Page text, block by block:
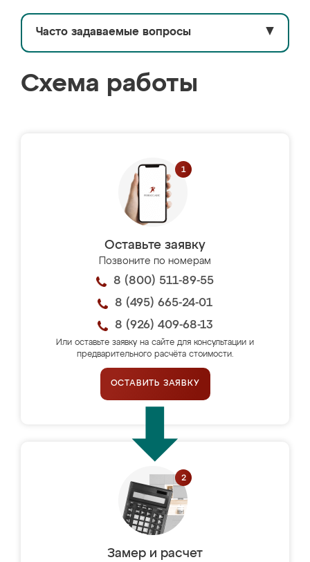
Часто задаваемые вопросы ▼
Схема работы
Оставьте заявку
Позвоните по номерам
8 (800) 511-89-55
8 (495) 665-24-01
8 (926) 409-68-13
Или оставьте заявку на сайте для консультации и
предварительного расчёта стоимости.
ОСТАВИТЬ ЗАЯВКУ
Замер и расчет